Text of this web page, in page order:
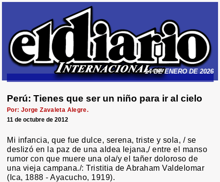
14 DE ENERO DE 2026
Perú: Tienes que ser un niño para ir al cielo
Por: Jorge Zavaleta Alegre.
11 de octubre de 2012
Mi infancia, que fue dulce, serena, triste y sola, / se
deslizó en la paz de una aldea lejana,/ entre el manso
rumor con que muere una ola/y el tañer doloroso de
una vieja campana./: Tristitia de Abraham Valdelomar
(Ica, 1888 - Ayacucho, 1919).